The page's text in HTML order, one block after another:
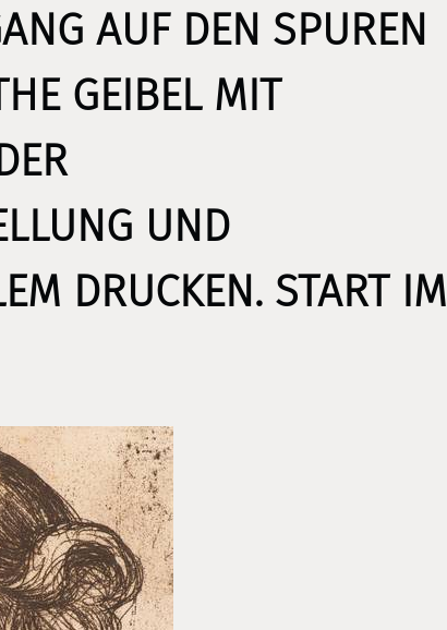
AUF DEN SPUREN
GEIBEL MIT
UND
DRUCKEN. START IM